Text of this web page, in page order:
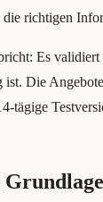
richtigen
Es
Die
tägige